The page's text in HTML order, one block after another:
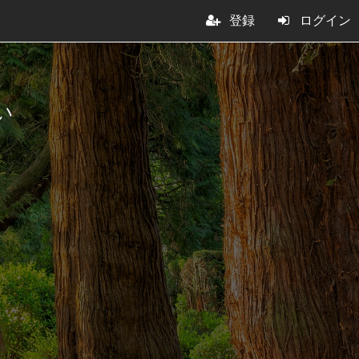
ログイン
登録